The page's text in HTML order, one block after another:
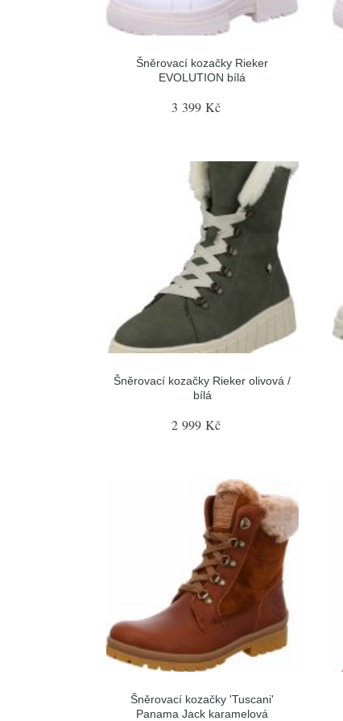
Šněrovací kozačky Rieker
EVOLUTION bílá
3 399 Kč
Šněrovací kozačky Rieker olivová /
bílá
2 999 Kč
Šněrovací kozačky 'Tuscani'
Panama Jack karamelová